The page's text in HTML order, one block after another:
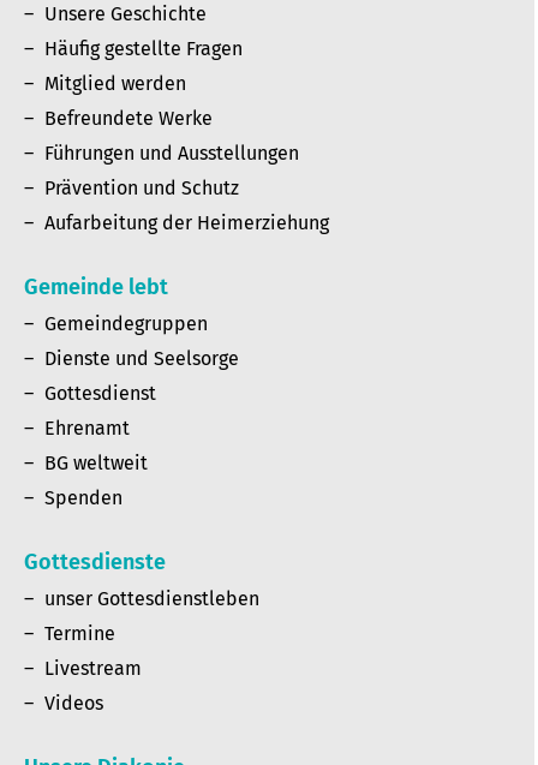
Unsere Geschichte
Häufig gestellte Fragen
Mitglied werden
Befreundete Werke
Führungen und Ausstellungen
Prävention und Schutz
Aufarbeitung der Heimerziehung
Gemeinde lebt
Gemeindegruppen
Dienste und Seelsorge
Gottesdienst
Ehrenamt
BG weltweit
Spenden
Gottesdienste
unser Gottesdienstleben
Termine
Livestream
Videos